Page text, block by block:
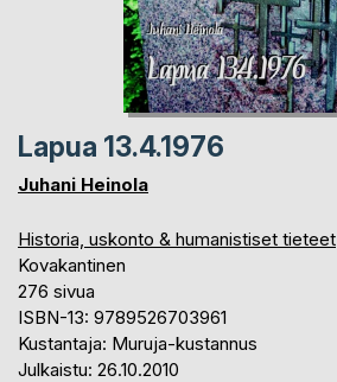
Lapua 13.4.1976
Juhani Heinola
Historia, uskonto & humanistiset tieteet
Kovakantinen
276 sivua
ISBN-13: 9789526703961
Kustantaja: Muruja-kustannus
Julkaistu: 26.10.2010